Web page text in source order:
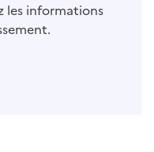
les informations